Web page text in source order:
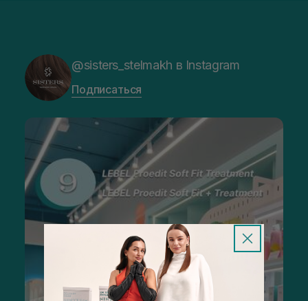
@sisters_stelmakh в Instagram
Подписаться